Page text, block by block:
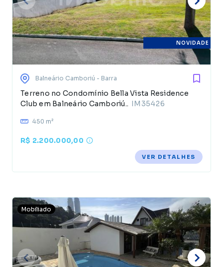
NOVIDADE
Balneário Camboriú - Barra
Terreno no Condomínio Bella Vista Residence
Club em Balneário Camboriú.. IM35426
450 m²
R$ 2.200.000,00
VER DETALHES
Mobiliado